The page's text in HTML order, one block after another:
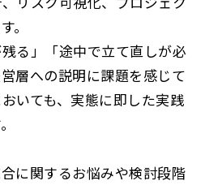
。
る」「途中で立て直しが必
層への説明に課題を感じて
いても、実態に即した実践
に関するお悩みや検討段階